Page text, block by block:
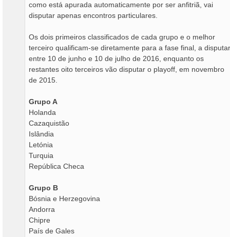
como está apurada automaticamente por ser anfitriã, vai
disputar apenas encontros particulares.
Os dois primeiros classificados de cada grupo e o melhor
terceiro qualificam-se diretamente para a fase final, a disputar
entre 10 de junho e 10 de julho de 2016, enquanto os
restantes oito terceiros vão disputar o playoff, em novembro
de 2015.
Grupo A
Holanda
Cazaquistão
Islândia
Letónia
Turquia
República Checa
Grupo B
Bósnia e Herzegovina
Andorra
Chipre
País de Gales